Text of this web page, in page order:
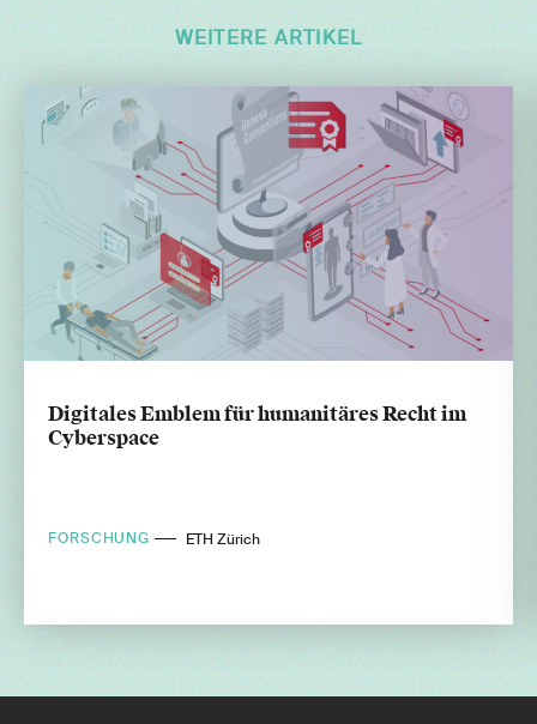
WEITERE ARTIKEL
Digitales Emblem für humanitäres Recht im
Cyberspace
FORSCHUNG ETH Zürich